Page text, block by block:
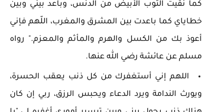
كما نقيت الثوب الأبيض من الدنس، وباعد بيني وبين
خطاياي كما باعدت بين المشرق والمغرب، اللّهم فإني
أعوذ بك من الكسل والهرم والمأثم والمعزم." رواه
مسلم عن عائشة رضي الله عنها.
اللهم إني أستغفرك من كل ذنب يعقب الحسرة،
ويورث الندامة ويرد الدعاء ويحبس الرزق، ربي إن كان